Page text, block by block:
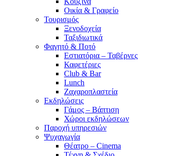
Οικία & Γραφείο
Τουρισμός
Ξενοδοχεία
Ταξιδιωτικά
Φαγητό & Ποτό
Εστιατόρια – Ταβέρνες
Καφετέριες
Club & Bar
Lunch
Ζαχαροπλαστεία
Εκδηλώσεις
Γάμος – Βάπτιση
Χώροι εκδηλώσεων
Παροχή υπηρεσιών
Ψυχαγωγία
Θέατρο – Cinema